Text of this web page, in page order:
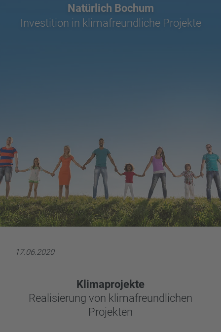
Natürlich Bochum
Investition in klimafreundliche Projekte
17.06.2020
Klimaprojekte
Realisierung von klimafreundlichen
Projekten